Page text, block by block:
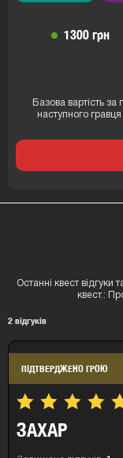
1300 грн
Базова вартість
наступного гравця
Останні квест відгуки
квест.:
2 відгуків
ЗАХАР
ПІДТВЕРДЖЕНО ГРОЮ